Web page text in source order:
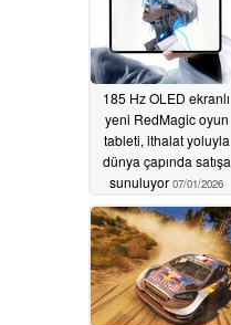
185 Hz OLED ekranlı
yeni RedMagic oyun
tableti, ithalat yoluyla
dünya çapında satışa
sunuluyor 07/01/2026